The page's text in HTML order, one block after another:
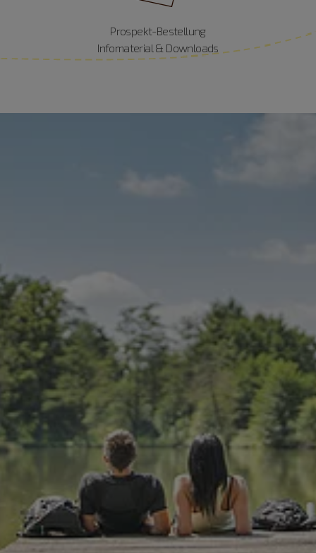
Prospekt-Bestellung
Infomaterial & Downloads